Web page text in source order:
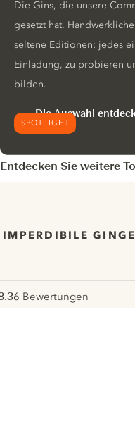
SPOTLIGHT
Die Gins, die unsere
gesetzt hat.
seltene Editionen: jedes
Einladung, zu probieren
bilden.
Die Auswahl
Entdecken Sie weitere
IMPERDIBILE
6 Bewertungen